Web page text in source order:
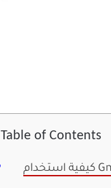
Table of Contents